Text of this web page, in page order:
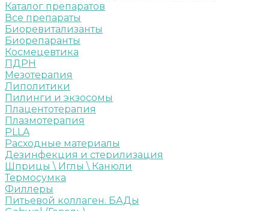
Каталог препаратов
Все препараты
Биоревитализанты
Биорепаранты
Космецевтика
ПДРН
Мезотерапия
Липолитики
Пилинги и экзосомы
Плацентотерапия
Плазмотерапия
PLLA
Расходные материалы
Дезинфекция и стерилизация
Шприцы \ Иглы \ Канюли
Термосумка
Филлеры
Питьевой коллаген. БАДы